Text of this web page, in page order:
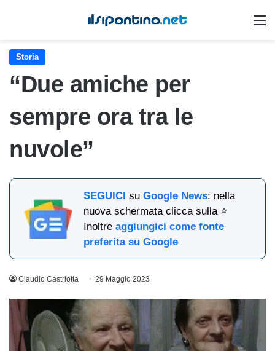
Storia
“Due amiche per
sempre ora tra le
nuvole”
SEGUICI suGoogle News: nella
nuova schermata clicca sulla ⭐
Inoltreaggiungici come fonte
preferita su Google
Claudio Castriotta 29 Maggio 2023